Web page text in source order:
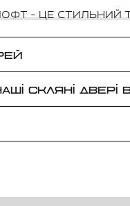
ЛОФТ - ЦЕ
СКЛЯНІ ДВЕРІ